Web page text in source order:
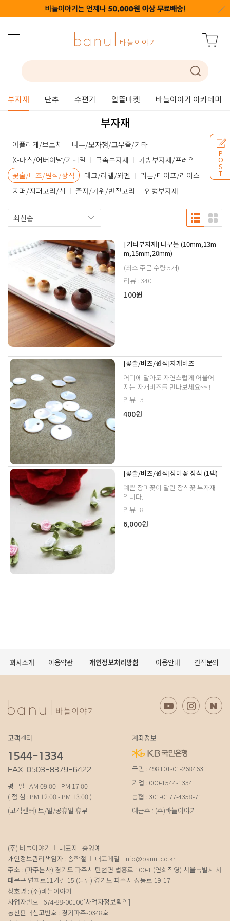
부자재 단추 수편기 알뜰마켓 바늘이야기 아카데미
P
O
S
T
부자재
아플리케/브로치
나무/모자챙/고무줄/기타
X-마스/어버이날/기념일
금속부자재
가방부자재/프레임
꽃술/비즈/원석/장식
태그/라벨/와펜
리본/테이프/레이스
지퍼/지퍼고리/참
줄자/가위/반짇고리 인형부자재
[기타부자재] 나무볼 (10mm,13m
m,15mm,20mm)
(최소 주문 수량 5개)
리뷰 : 340
100원
[꽃술/비즈/원석]자개비즈
어디에 달아도 자연스럽게 어울어
지는 자개비즈를 만나보세요~~!!
리뷰 : 3
400원
[꽃술/비즈/원석]장미꽃 장식 (1팩)
예쁜 장미꽃이 달린 장식꽃 부자재
입니다.
리뷰 : 8
6,000원
회사소개 이용약관 개인정보처리방침 이용안내 견적문의
고객센터
1544-1334
FAX. 0503-8379-6422
평 일 : AM 09:00 - PM 17:00
( 점 심 : PM 12:00 - PM 13:00 )
(고객센터) 토/일/공휴일 휴무
계좌정보
국민 : 498101-01-268463
기업 : 000-1544-1334
농협 : 301-0177-4358-71
예금주 : (주)바늘이야기
(주) 바늘이야기
대표자 : 송영예
개인정보관리책임자 : 송학철
대표메일 : info@banul.co.kr
주소 : (파주본사) 경기도 파주시 탄현면 법흥로 100-1 (연희직영) 서울특별시 서
대문구 연희로11가길 15 (물류) 경기도 파주시 성동로 19-17
상호명 : (주)바늘이야기
사업자번호 : 674-88-00100[사업자정보확인]
통신판매신고번호 : 경기파주-0348호